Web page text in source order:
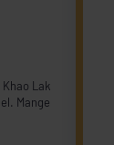
Lak
Mange